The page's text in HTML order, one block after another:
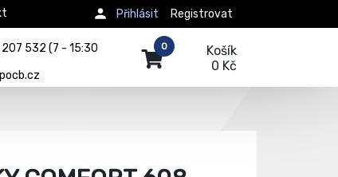
Registrovat
Přihlásit
532 (7 - 15:30
Košík
0 Kč
0